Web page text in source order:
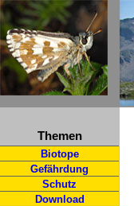
Themen
Biotope
Gefährdung
Schutz
Download